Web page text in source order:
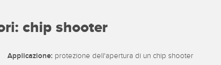
condizioni: manutenzione
chip shooter
Applicazione: protezione dell'apertura di un chip shooter